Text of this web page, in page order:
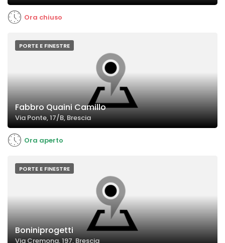
Ora chiuso
PORTE E FINESTRE
Fabbro Quaini Camillo
Via Ponte, 17/B, Brescia
Ora aperto
PORTE E FINESTRE
Boniniprogetti
Via Cremona, 197, Brescia